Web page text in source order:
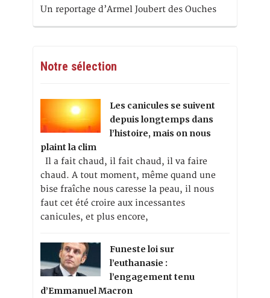
Un reportage d’Armel Joubert des Ouches
Notre sélection
Les canicules se suivent
depuis longtemps dans
l’histoire, mais on nous
plaint la clim
Il a fait chaud, il fait chaud, il va faire
chaud. A tout moment, même quand une
bise fraîche nous caresse la peau, il nous
faut cet été croire aux incessantes
canicules, et plus encore,
Funeste loi sur
l’euthanasie :
l’engagement tenu
d’Emmanuel Macron